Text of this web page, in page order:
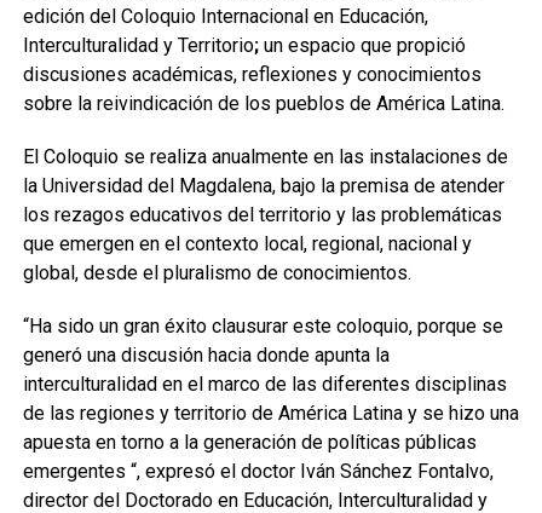
edición del Coloquio Internacional en Educación,
Interculturalidad y Territorio;un espacio que propició
discusiones académicas, reflexiones y conocimientos
sobre la reivindicación de los pueblos de América Latina.
El Coloquio se realiza anualmente en las instalaciones de
la Universidad del Magdalena, bajo la premisa de atender
los rezagos educativos del territorio y las problemáticas
que emergen en el contexto local, regional, nacional y
global, desde el pluralismo de conocimientos.
“Ha sido un gran éxito clausurar este coloquio, porque se
generó una discusión hacia donde apunta la
interculturalidad en el marco de las diferentes disciplinas
de las regiones y territorio de América Latina y se hizo una
apuesta en torno a la generación de políticas públicas
emergentes “, expresó el doctor Iván Sánchez Fontalvo,
director del Doctorado en Educación, Interculturalidad y